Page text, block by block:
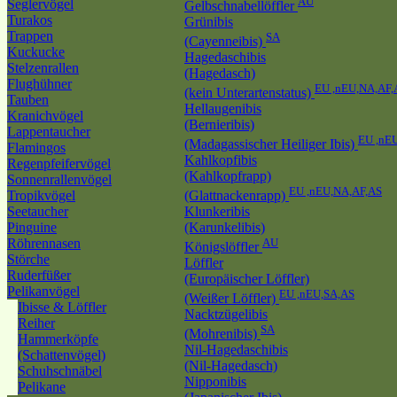
Seglervögel
Turakos
Trappen
Kuckucke
Stelzenrallen
Flughühner
Tauben
Kranichvögel
Lappentaucher
Flamingos
Regenpfeifervögel
Sonnenrallenvögel
Tropikvögel
Seetaucher
Pinguine
Röhrennasen
Störche
Ruderfüßer
Pelikanvögel
Ibisse & Löffler
Reiher
Hammerköpfe
(Schattenvögel)
Schuhschnäbel
Pelikane
Gelbschnabellöffler
Grünibis
(Cayenneibis) SA
Hagedaschibis
(Hagedasch)
(kein Unterartenstatus) EU
Hellaugenibis
(Bernieribis)
(Madagassischer Heiliger Ibis) EU
Kahlkopfibis
(Kahlkopfrapp)
(Glattnackenrapp) EU ,nEU,NA,AF,AS
Klunkeribis
(Karunkelibis)
Königslöffler AU
Löffler
(Europäischer Löffler)
(Weißer Löffler) EU ,nEU,SA,AS
Nacktzügelibis
(Mohrenibis) SA
Nil-Hagedaschibis
(Nil-Hagedasch)
Nipponibis